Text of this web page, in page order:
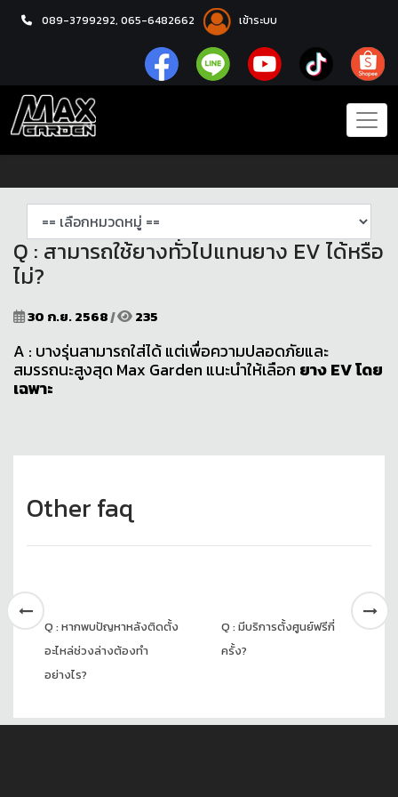
089-3799292, 065-6482662 เข้าระบบ
หน้าแรก คำถามที่พบบ่อย FAQ
Q : สามารถใช้ยางทั่วไปแทนยาง EV ได้หรือ
ไม่?
30 ก.ย. 2568| 235
A : บางรุ่นสามารถใส่ได้ แต่เพื่อความปลอดภัยและ
สมรรถนะสูงสุด Max Garden แนะนำให้เลือก ยาง EV โดย
เฉพาะ
Other faq
Q : หากพบปัญหาหลังติดตั้ง
อะไหล่ช่วงล่างต้องทำ
อย่างไร?
Q : มีบริการตั้งศูนย์ฟรีกี่
ครั้ง?